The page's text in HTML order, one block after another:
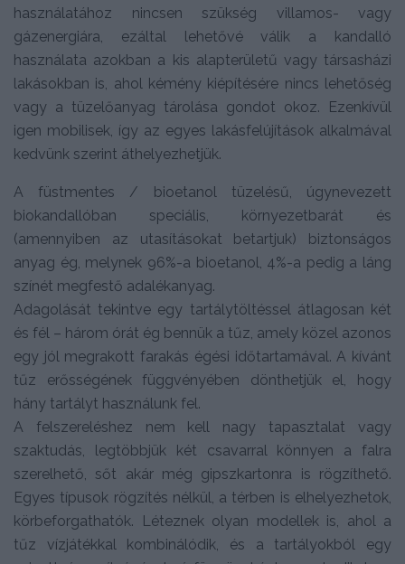
használatához nincsen szükség villamos- vagy
gázenergiára, ezáltal lehetővé válik a kandalló
használata azokban a kis alapterületű vagy társasházi
lakásokban is, ahol kémény kiépítésére nincs lehetőség
vagy a tüzelőanyag tárolása gondot okoz. Ezenkívül
igen mobilisek, így az egyes lakásfelújítások alkalmával
kedvünk szerint áthelyezhetjük.
A füstmentes / bioetanol tüzelésű, úgynevezett
biokandallóban speciális, környezetbarát és
(amennyiben az utasításokat betartjuk) biztonságos
anyag ég, melynek 96%-a bioetanol, 4%-a pedig a láng
színét megfestő adalékanyag.
Adagolását tekintve egy tartálytöltéssel átlagosan két
és fél – három órát ég bennük a tűz, amely közel azonos
egy jól megrakott farakás égési időtartamával. A kívánt
tűz erősségének függvényében dönthetjük el, hogy
hány tartályt használunk fel.
A felszereléshez nem kell nagy tapasztalat vagy
szaktudás, legtöbbjük két csavarral könnyen a falra
szerelhető, sőt akár még gipszkartonra is rögzíthető.
Egyes típusok rögzítés nélkül, a térben is elhelyezhetok,
körbeforgathatók. Léteznek olyan modellek is, ahol a
tűz vízjátékkal kombinálódik, és a tartályokból egy